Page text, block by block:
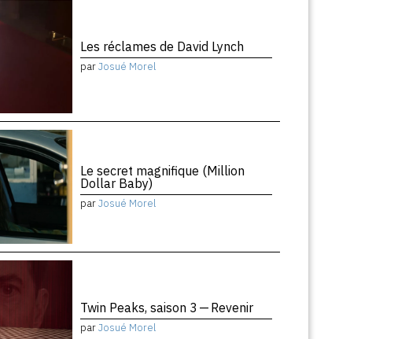
Les réclames de David Lynch
parJosué Morel
Le secret magnifique (Million
Dollar Baby)
parJosué Morel
Twin Peaks, saison 3 — Revenir
parJosué Morel